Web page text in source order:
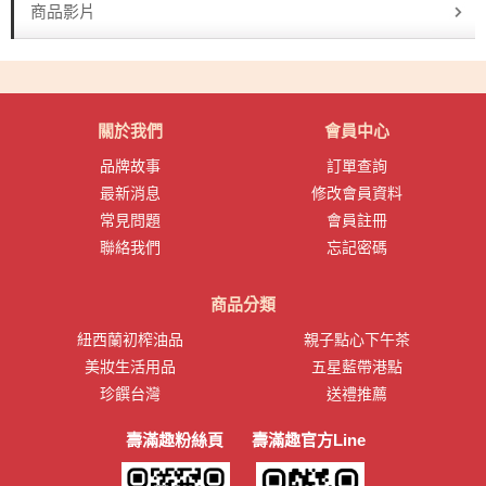
商品影片
關於我們
品牌故事
最新消息
常見問題
聯絡我們
會員中心
訂單查詢
修改會員資料
會員註冊
忘記密碼
商品分類
紐西蘭初榨油品
親子點心下午茶
美妝生活用品
五星藍帶港點
珍饌台灣
送禮推薦
壽滿趣粉絲頁 壽滿趣官方Line